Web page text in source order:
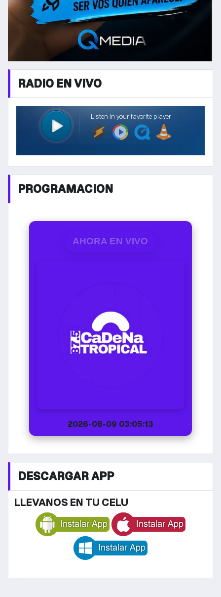
RADIO EN VIVO
PROGRAMACION
AHORA EN VIVO
2026-08-09 03:05:13
DESCARGAR APP
LLEVANOS EN TU CELU